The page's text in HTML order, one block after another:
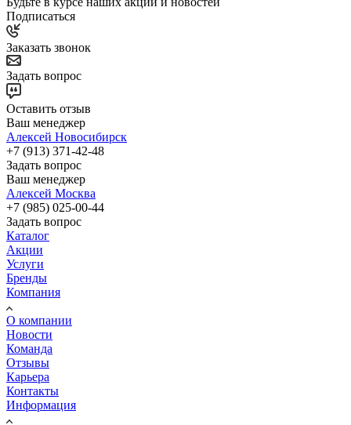
Подписаться
Заказать звонок
Задать вопрос
Оставить отзыв
Ваш менеджер
Алексей Новосибирск
+7 (913) 371-42-48
Задать вопрос
Ваш менеджер
Алексей Москва
+7 (985) 025-00-44
Задать вопрос
Каталог
Акции
Услуги
Бренды
Компания
О компании
Новости
Команда
Отзывы
Карьера
Контакты
Информация